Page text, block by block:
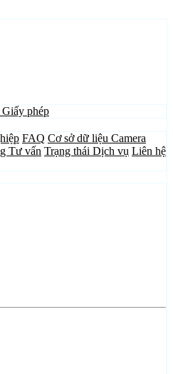
phép
FAQ Cơ sở dữ liệu Camera
Tư vấn Trạng thái Dịch vụ Liên hệ